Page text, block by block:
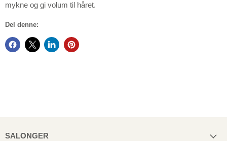
mykne og gi volum til håret.
Del denne:
SALONGER